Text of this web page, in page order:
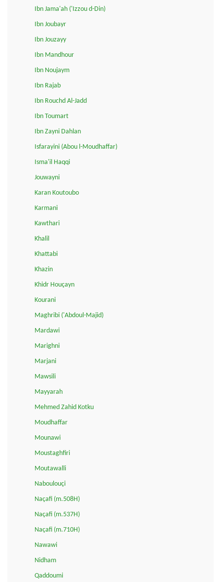
Ibn Jama'ah ('Izzou d-Din)
Ibn Joubayr
Ibn Jouzayy
Ibn Mandhour
Ibn Noujaym
Ibn Rajab
Ibn Rouchd Al-Jadd
Ibn Toumart
Ibn Zayni Dahlan
Isfarayini (Abou l-Moudhaffar)
Isma'il Haqqi
Jouwayni
Karan Koutoubo
Karmani
Kawthari
Khalil
Khattabi
Khazin
Khidr Houçayn
Kourani
Maghribi ('Abdoul-Majid)
Mardawi
Marighni
Marjani
Mawsili
Mayyarah
Mehmed Zahid Kotku
Moudhaffar
Mounawi
Moustaghfiri
Moutawalli
Naboulouçi
Naçafi (m.508H)
Naçafi (m.537H)
Naçafi (m.710H)
Nawawi
Nidham
Qaddoumi